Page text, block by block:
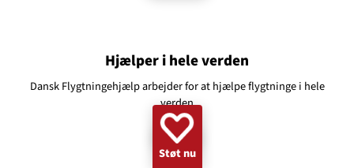
Hjælper i hele verden
Dansk Flygtningehjælp arbejder for at hjælpe flygtninge i hele
verden
Støt
Støt nu